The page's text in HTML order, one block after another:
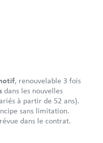
, renouvelable 3 fois
dans les nouvelles
à partir de 52 ans).
sans limitation.
dans le contrat.